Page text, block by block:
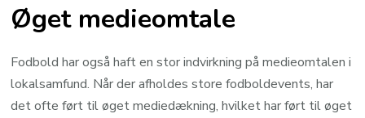
Øget medieomtale
Fodbold har også haft en stor indvirkning på medieomtalen i
lokalsamfund. Når der afholdes store fodboldevents, har
det ofte ført til øget mediedækning, hvilket har ført til øget